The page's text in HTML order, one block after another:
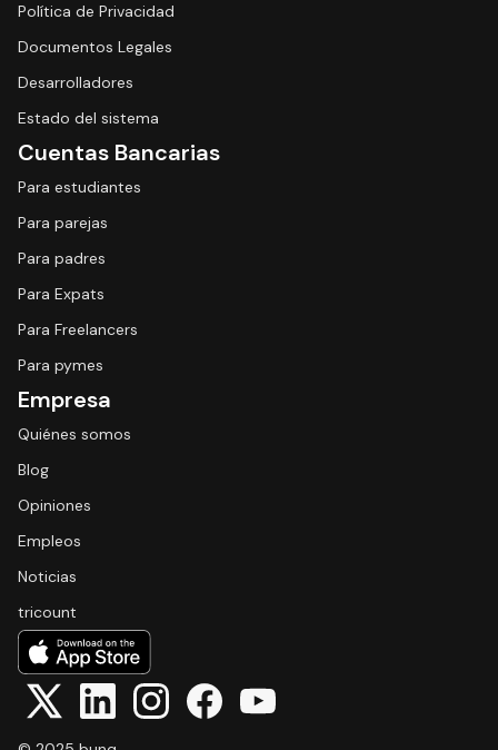
Política de Privacidad
Documentos Legales
Desarrolladores
Estado del sistema
Cuentas Bancarias
Para estudiantes
Para parejas
Para padres
Para Expats
Para Freelancers
Para pymes
Empresa
Quiénes somos
Blog
Opiniones
Empleos
Noticias
tricount